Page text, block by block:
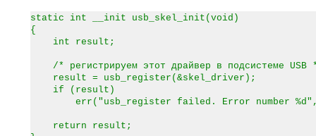
static int __init usb_skel_init(void)
{
int result;
/* регистрируем этот драйвер в подсистеме USB
result = usb_register(&skel_driver);
if (result)
err("usb_register failed. Error number
return result;